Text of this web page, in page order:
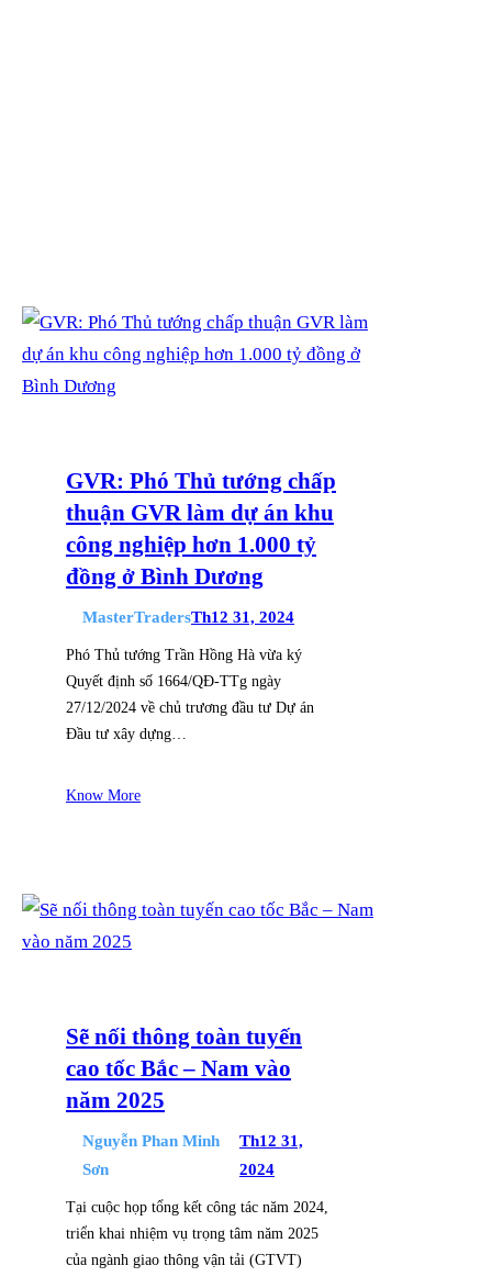
GVR: Phó Thủ tướng chấp
thuận GVR làm dự án khu
công nghiệp hơn 1.000 tỷ
đồng ở Bình Dương
MasterTradersTh12 31, 2024
Phó Thủ tướng Trần Hồng Hà vừa ký
Quyết định số 1664/QĐ-TTg ngày
27/12/2024 về chủ trương đầu tư Dự án
Đầu tư xây dựng…
Know More
Sẽ nối thông toàn tuyến
cao tốc Bắc – Nam vào
năm 2025
Nguyễn Phan Minh
Sơn
Th12 31,
2024
Tại cuộc họp tổng kết công tác năm 2024,
triển khai nhiệm vụ trọng tâm năm 2025
của ngành giao thông vận tải (GTVT)